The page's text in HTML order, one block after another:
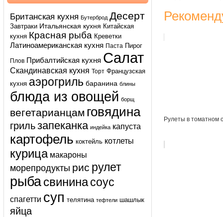
Британская кухня Бутерброд Десерт
Завтраки Итальянская кухня Китайская
кухня Красная рыба Креветки
Латиноамериканская кухня Паста Пирог
Плов Прибалтийская кухня Салат
Скандинавская кухня Торт Французская
кухня аэрогриль баранина блины
блюда из овощей борщ
вегетарианцам говядина
грильзапеканка индейка капуста
картофель коктейль котлеты
курица макароны
морепродукты рис рулет
рыбасвининасоус
спагетти суп телятина тефтели шашлык
яйца
Рулеты в томатном